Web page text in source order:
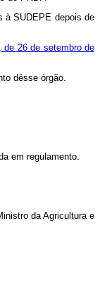
à SUDEPE depois de
de 26 de setembro de
dêsse órgão.
em regulamento.
da Agricultura e